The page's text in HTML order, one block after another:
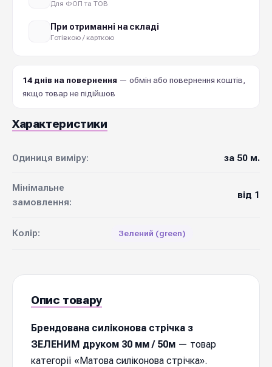
Для ФОП та ТОВ
При отриманні на складі
Готівкою / карткою
14 днів на повернення — обмін або повернення коштів,
якщо товар не підійшов
Характеристики
Одиниця виміру: за 50 м.
Мінімальне
замовлення:
від 1
Колір: Зелений (green)
Опис товару
Брендована силіконова стрічка з
ЗЕЛЕНИМ друком 30 мм / 50м — товар
категорії «Матова силіконова стрічка».